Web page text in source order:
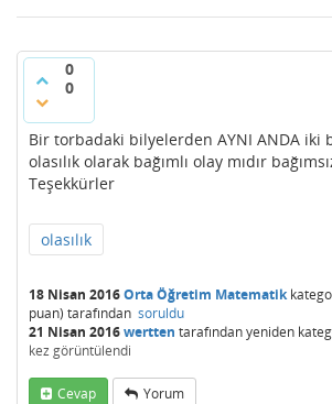
0
0
Bir torbadaki bilyelerden AYNI ANDA iki
olasılık olarak bağımlı olay mıdır
Teşekkürler
olasılık
18 Nisan 2016Orta Öğretim Matematik
puan) tarafından soruldu
21 Nisan 2016wertten tarafındanyeniden
kez görüntülendi
Cevap Yorum